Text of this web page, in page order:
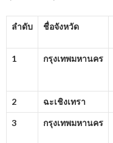
ลำดับ ชื่อจังหวัด
1 กรุงเทพมหานคร
2 ฉะเชิงเทรา
3 กรุงเทพมหานคร